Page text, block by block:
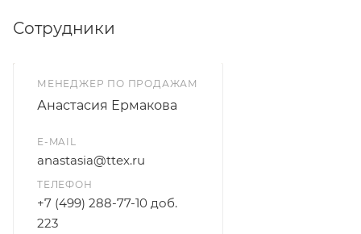
Сотрудники
МЕНЕДЖЕР ПО ПРОДАЖАМ
Анастасия Ермакова
E-MAIL
anastasia@ttex.ru
ТЕЛЕФОН
+7 (499) 288-77-10 доб.
223